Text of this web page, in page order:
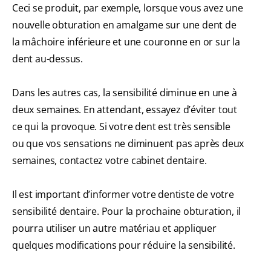
Ceci se produit, par exemple, lorsque vous avez une
nouvelle obturation en amalgame sur une dent de
la mâchoire inférieure et une couronne en or sur la
dent au-dessus.
Dans les autres cas, la sensibilité diminue en une à
deux semaines. En attendant, essayez d’éviter tout
ce qui la provoque. Si votre dent est très sensible
ou que vos sensations ne diminuent pas après deux
semaines, contactez votre cabinet dentaire.
Il est important d’informer votre dentiste de votre
sensibilité dentaire. Pour la prochaine obturation, il
pourra utiliser un autre matériau et appliquer
quelques modifications pour réduire la sensibilité.